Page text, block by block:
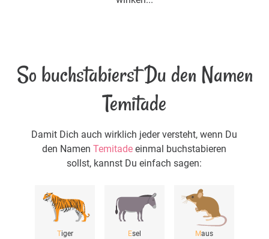
So buchstabierst Du den Namen
Temitade
Damit Dich auch wirklich jeder versteht, wenn Du
den NamenTemitade einmal buchstabieren
sollst, kannst Du einfach sagen:
Tiger Esel Maus